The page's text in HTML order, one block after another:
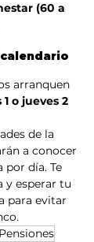
(60 a
arranquen
o jueves 2
de la
a conocer
día. Te
y esperar tu
para evitar
Pensiones